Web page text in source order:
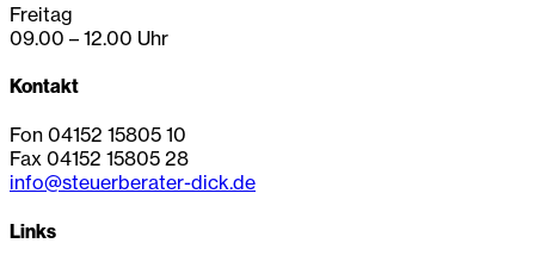
Freitag
09.00 – 12.00 Uhr
Kontakt
Fon 04152 15805 10
Fax 04152 15805 28
info@steuerberater-dick.de
Links